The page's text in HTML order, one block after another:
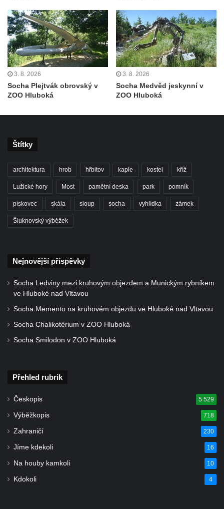
Socha Skupina jeřábů v Tierpark Chemnitz
Socha Panter v ZOO Leipzig
Socha Dívka s mušlí v ZOO Leipzig
Socha Tygr v ZOO Leipzig
Socha Marabu v ZOO Leipzig
Socha Býk v ZOO Dresden
Socha Uprchlý otrok bojuje s divokým psem
Socha divokého prasete před vstupem do
Socha světce severně od Lužce nad
Boží muka v parku před domem čp. 17 v
Sochy „Klaun a dívenka“ v parku v centru
Hrobčic
Socha svatého Antonína poustevníka v
Mirošovicích
Socha vodníka u požární nádrže v
3. 8. 2026
Socha Plejtvák obrovský v
ZOO Hluboká
3. 8. 2026
Socha Medvěd jeskynní v
ZOO Hluboká
Štítky
architektura hrob hřbitov kaple kostel kříž
Lužické hory Most pamětní deska park pomník
pískovec skála sloup socha vyhlídka zámek
Šluknovský výběžek
Nejnovější příspěvky
Socha Ledviny mezi kruhovým objezdem a Munickým rybníkem
ve Hluboké nad Vltavou
Socha Memento na kruhovém objezdu ve Hluboké nad Vltavou
Socha Chalikotérium v ZOO Hluboká
Socha Smilodon v ZOO Hluboká
Přehled rubrik
Českopis 5 529
Výběžkopis 718
Zahraničí 230
Jíme kdekoli 16
Na houby kamkoli 10
Kdokoli 4